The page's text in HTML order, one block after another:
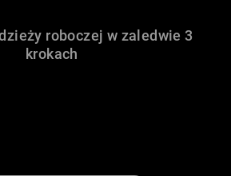
roboczej w zaledwie 3
krokach